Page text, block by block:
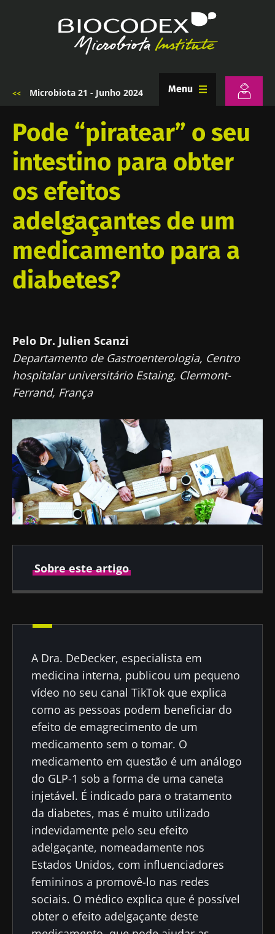
Microbiota 21 - Junho 2024 Menu
Pode “piratear” o seu
intestino para obter
os efeitos
adelgaçantes de um
medicamento para a
diabetes?
Pelo Dr. Julien Scanzi
Departamento de Gastroenterologia, Centro
hospitalar universitário Estaing, Clermont-
Ferrand, França
Sobre este artigo
Autor
Dr Julien Scanzi
Publicado em
11 Julho 2024
Atualizado em
29 Agosto 2024
A Dra. DeDecker, especialista em
medicina interna, publicou um pequeno
vídeo no seu canal TikTok que explica
como as pessoas podem beneficiar do
efeito de emagrecimento de um
medicamento sem o tomar. O
medicamento em questão é um análogo
do GLP-1 sob a forma de uma caneta
injetável. É indicado para o tratamento
da diabetes, mas é muito utilizado
indevidamente pelo seu efeito
adelgaçante, nomeadamente nos
Estados Unidos, com influenciadores
femininos a promovê-lo nas redes
sociais. O médico explica que é possível
obter o efeito adelgaçante deste